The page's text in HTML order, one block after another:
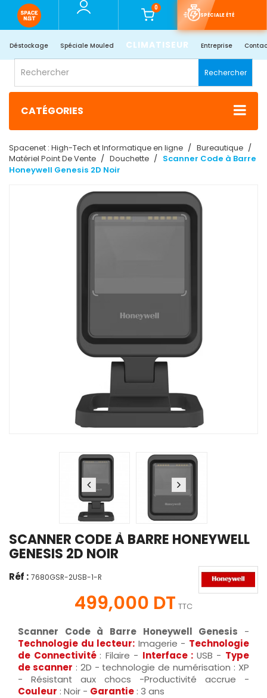
0
SPÉCIALE ÉTÉ
Déstockage Spéciale Mouled CLIMATISEUR Entreprise
Rechercher
CATÉGORIES
Spacenet : High-Tech et Informatique en ligne
Bureautique
Matériel Point De Vente
Douchette
Scanner Code à Barre
Honeywell Genesis 2D Noir
SCANNER CODE À BARRE HONEYWELL
GENESIS 2D NOIR
Réf : 7680GSR-2USB-1-R
499,000 DT TTC
Scanner Code à Barre Honeywell Genesis -
Technologie du lecteur: Imagerie - Technologie
de Connectivité : Filaire - Interface : USB - Type
de scanner : 2D - technologie de numérisation : XP
- Résistant aux chocs -Productivité accrue -
Couleur : Noir - Garantie : 3 ans